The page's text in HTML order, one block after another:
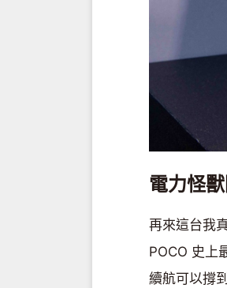
電力怪
再來這台我
POCO 史上
續航可以撐